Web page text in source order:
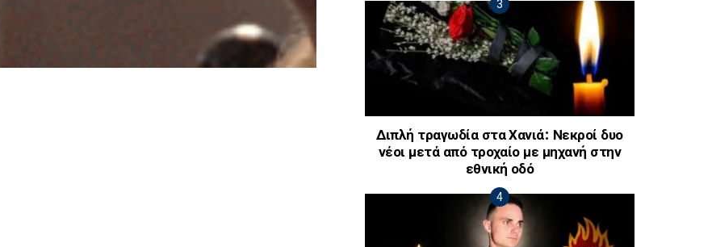
Διπλή τραγωδία στα Χανιά: Νεκροί δυο
νέοι μετά από τροχαίο με μηχανή στην
εθνική οδό